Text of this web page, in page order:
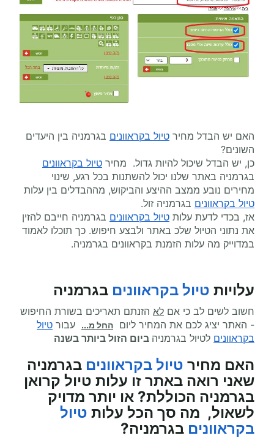
האם יש הבדל מחיר טיול בקראוונים בגרמניה בין היעדים
השונים?
כן, יש הבדל שיכול להיות גדול. מחיר טיול בקראוונים
בגרמניה באתר שלנו יכול להשתנות בכל רגע, שינוי
מחירים נובע ממצב ההיצע והביקוש, מההבדלים בין עלות
טיול בקראוונים בגרמניה זול.
אז, בכדי לדעת עלות טיול בקראוונים בגרמניה חייבם להזין
את נתוני הטיול שלכ באתר ולבצע חיפוש. כך תוכלו לאמוד
במדוייק מה עלות הזמנת בקראוונים בגרמניה.
עלויות טיול בקראוונים בגרמניה
חשוב לשים לב כי אם לא הזנתם תאריכים בשורת החיפוש
- האתר יציג לכם את המחיר ליום החל מ... עבור טיול
בקראוונים לטיול בגרמניה ביום הזול ביותר בשנה
האם מחיר טיול בקראוונים בגרמניה
שאני רואה באתר זו עלות טיול קרואן
בגרמניה הכוללת? או יותר מדויק
לשאול, מה סך הכל עלות טיול
בקראוונים בגרמניה?